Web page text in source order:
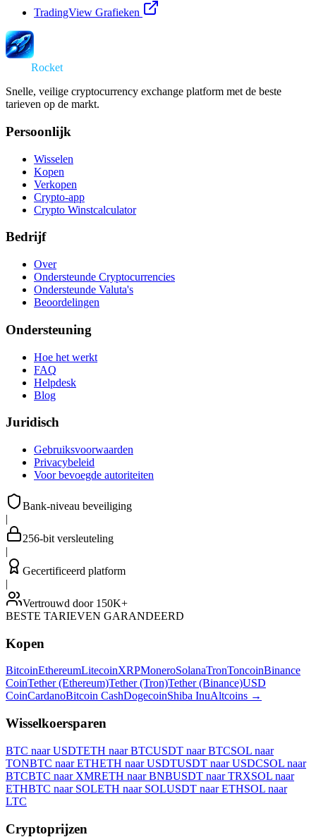
TradingView Grafieken
Rocket
Snelle, veilige cryptocurrency exchange platform met de beste
tarieven op de markt.
Persoonlijk
Wisselen
Kopen
Verkopen
Crypto-app
Crypto Winstcalculator
Bedrijf
Over
Ondersteunde Cryptocurrencies
Ondersteunde Valuta's
Beoordelingen
Ondersteuning
Hoe het werkt
FAQ
Helpdesk
Blog
Juridisch
Gebruiksvoorwaarden
Privacybeleid
Voor bevoegde autoriteiten
Bank-niveau beveiliging
|
256-bit versleuteling
|
Gecertificeerd platform
|
Vertrouwd door 150K+
BESTE TARIEVEN GARANDEERD
Kopen
BitcoinEthereumLitecoinXRPMoneroSolanaTronToncoinBinance
CoinTether (Ethereum)Tether (Tron)Tether (Binance)USD
CoinCardanoBitcoin CashDogecoinShiba InuAltcoins →
Wisselkoersparen
BTC naar USDTETH naar BTCUSDT naar BTCSOL naar
TONBTC naar ETHETH naar USDTUSDT naar USDCSOL naar
BTCBTC naar XMRETH naar BNBUSDT naar TRXSOL naar
ETHBTC naar SOLETH naar SOLUSDT naar ETHSOL naar
LTC
Cryptoprijzen